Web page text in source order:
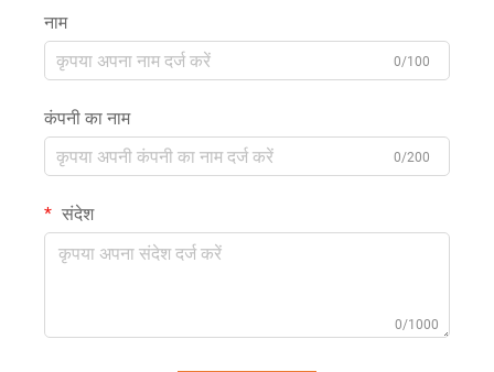
नाम
0/100
कंपनी का नाम
0/200
संदेश
0/1000